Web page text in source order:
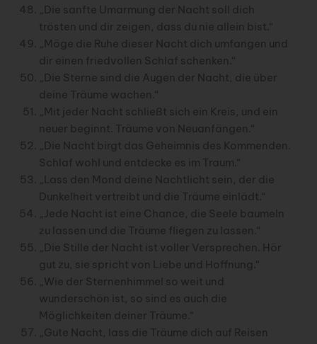
„Die sanfte Umarmung der Nacht soll dich
trösten und dir zeigen, dass du nie allein bist.“
„Möge die Ruhe dieser Nacht dich umfangen und
dir einen friedvollen Schlaf schenken.“
„Die Sterne sind die Augen der Nacht, die über
deine Träume wachen.“
„Mit jeder Nacht schließt sich ein Kreis, und ein
neuer beginnt. Träume von Neuanfängen.“
„Die Nacht birgt das Geheimnis des Kommenden.
Schlaf wohl und entdecke es im Traum.“
„Lass den Mond deine Nachtlicht sein, der die
Dunkelheit vertreibt und die Träume einlädt.“
„Jede Nacht ist eine Chance, die Seele baumeln
zu lassen und die Träume fliegen zu lassen.“
„Die Stille der Nacht ist voller Versprechen. Hör
gut zu, sie spricht von Liebe und Hoffnung.“
„Wie der Sternenhimmel so weit und
wunderschön ist, so sind es auch die
Möglichkeiten deiner Träume.“
„Gute Nacht, lass die Träume dich auf Reisen